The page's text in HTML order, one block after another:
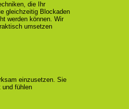
die Ihr
gleichzeitig Blockaden
werden können. Wir
umsetzen
einzusetzen. Sie
und fühlen